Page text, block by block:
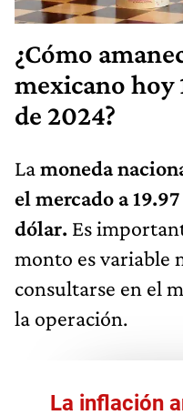
¿Cómo
mexicano hoy
de 2024?
Lamoneda
el mercado a
dólar. Es
monto es variable
consultarse en el
la operación.
La inflación